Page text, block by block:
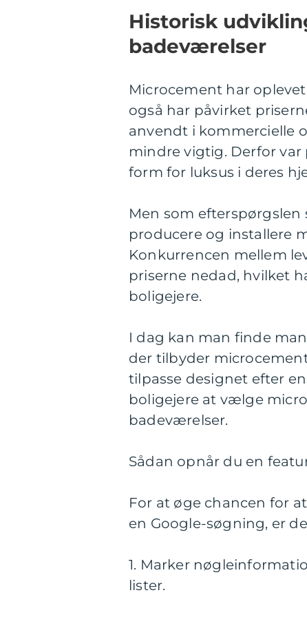
Historisk
badeværelser
Microcement har
også har påvirket
anvendt i kommercielle
mindre vigtig. Derfor var
form for luksus i deres
Men som
producere og installere
Konkurrencen mellem
priserne nedad, hvilket
boligejere.
I dag kan man finde
der tilbyder
tilpasse designet efter
boligejere at vælge
badeværelser.
Sådan opnår du en
For at øge chancen for
en Google-søgning, er
1. Marker
lister.